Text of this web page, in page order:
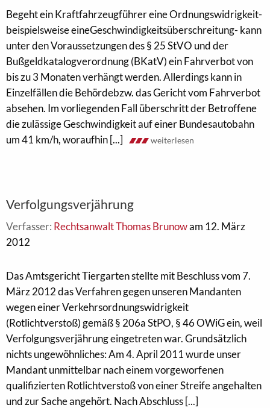
Begeht ein Kraftfahrzeugführer eine Ordnungswidrigkeit-
beispielsweise eineGeschwindigkeitsüberschreitung- kann
unter den Voraussetzungen des § 25 StVO und der
Bußgeldkatalogverordnung (BKatV) ein Fahrverbot von
bis zu 3 Monaten verhängt werden. Allerdings kann in
Einzelfällen die Behördebzw. das Gericht vom Fahrverbot
absehen. Im vorliegenden Fall überschritt der Betroffene
die zulässige Geschwindigkeit auf einer Bundesautobahn
um 41 km/h, woraufhin [...]
weiterlesen
Verfolgungsverjährung
Verfasser: Rechtsanwalt Thomas Brunowam 12. März
2012
Das Amtsgericht Tiergarten stellte mit Beschluss vom 7.
März 2012 das Verfahren gegen unseren Mandanten
wegen einer Verkehrsordnungswidrigkeit
(Rotlichtverstoß) gemäß § 206a StPO, § 46 OWiG ein, weil
Verfolgungsverjährung eingetreten war. Grundsätzlich
nichts ungewöhnliches: Am 4. April 2011 wurde unser
Mandant unmittelbar nach einem vorgeworfenen
qualifizierten Rotlichtverstoß von einer Streife angehalten
und zur Sache angehört. Nach Abschluss [...]